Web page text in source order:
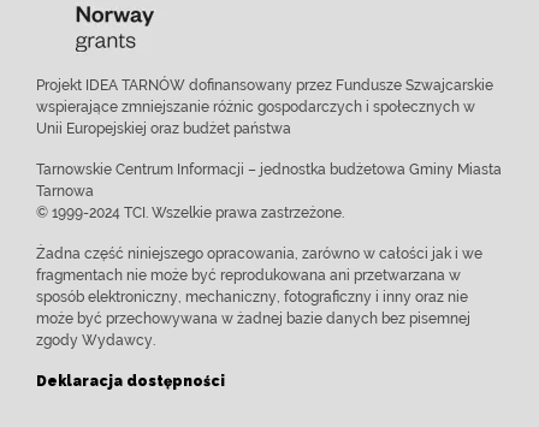
Projekt IDEA TARNÓW dofinansowany przez Fundusze Szwajcarskie
wspierające zmniejszanie różnic gospodarczych i społecznych w
Unii Europejskiej oraz budżet państwa
Tarnowskie Centrum Informacji – jednostka budżetowa Gminy Miasta
Tarnowa
© 1999-2024 TCI. Wszelkie prawa zastrzeżone.
Żadna część niniejszego opracowania, zarówno w całości jak i we
fragmentach nie może być reprodukowana ani przetwarzana w
sposób elektroniczny, mechaniczny, fotograficzny i inny oraz nie
może być przechowywana w żadnej bazie danych bez pisemnej
zgody Wydawcy.
Deklaracja dostępności